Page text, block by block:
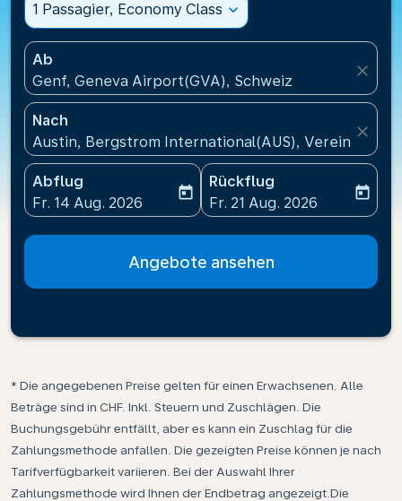
1 Passagier, Economy Class expand_more
Ab
Genf, Geneva Airport(GVA), Schweiz
close
Nach
Austin, Bergstrom International(AUS), Vereinigte
close
Abflug
fc-booking-departure-date-aria-label
Fr. 14 Aug. 2026
today
Rückflug
fc-booking-return-date-
Fr. 21 Aug. 2026
today
Angebote ansehen
* Die angegebenen Preise gelten für einen Erwachsenen. Alle
Beträge sind in CHF. Inkl. Steuern und Zuschlägen. Die
Buchungsgebühr entfällt, aber es kann ein Zuschlag für die
Zahlungsmethode anfallen. Die gezeigten Preise können je nach
Tarifverfügbarkeit variieren. Bei der Auswahl Ihrer
Zahlungsmethode wird Ihnen der Endbetrag angezeigt.Die